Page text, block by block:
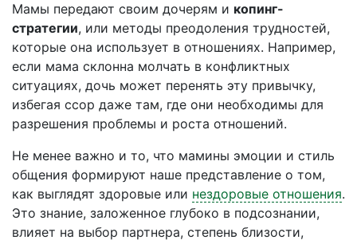
Мамы передают своим дочерям и копинг-
стратегии, или методы преодоления трудностей,
которые она использует в отношениях. Например,
если мама склонна молчать в конфликтных
ситуациях, дочь может перенять эту привычку,
избегая ссор даже там, где они необходимы для
разрешения проблемы и роста отношений.
Не менее важно и то, что мамины эмоции и стиль
общения формируют наше представление о том,
как выглядят здоровые или нездоровые отношения.
Это знание, заложенное глубоко в подсознании,
влияет на выбор партнера, степень близости,